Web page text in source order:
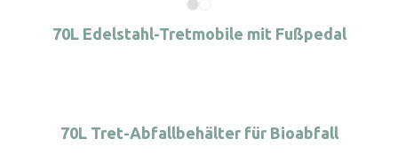
70L Edelstahl-Tretmobile mit Fußpedal
70L Tret-Abfallbehälter für Bioabfall